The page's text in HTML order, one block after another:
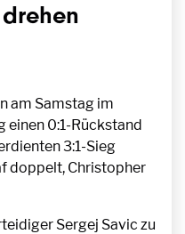
am Samstag im
einen 0:1-Rückstand
3:1-Sieg
doppelt, Christopher
Sergej Savic zu